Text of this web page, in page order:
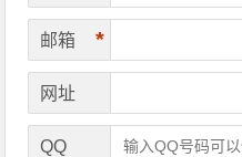
邮箱 *
网址
QQ